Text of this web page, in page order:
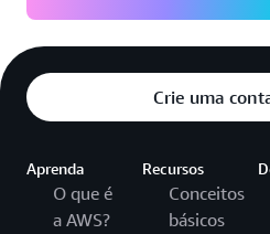
Crie uma
Aprenda
O que é
a AWS?
Recursos
Conceitos
básicos